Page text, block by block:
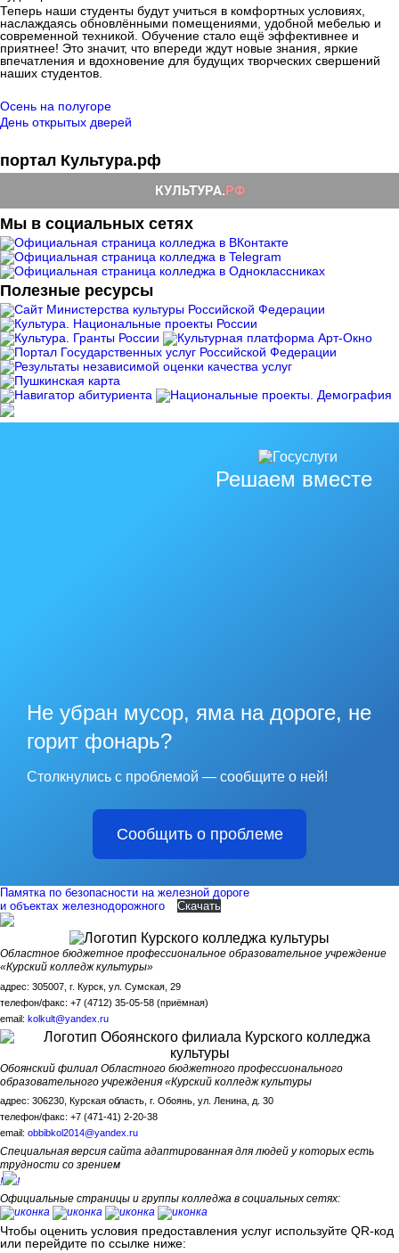
Теперь наши студенты будут учиться в комфортных условиях,
наслаждаясь обновлёнными помещениями, удобной мебелью и
современной техникой. Обучение стало ещё эффективнее и
приятнее! Это значит, что впереди ждут новые знания, яркие
впечатления и вдохновение для будущих творческих свершений
наших студентов.
Осень на полугоре
День открытых дверей
портал Культура.рф
Мы в социальных сетях
Полезные ресурсы
Решаем вместе
Не убран мусор, яма на дороге, не
горит фонарь?
Столкнулись с проблемой — сообщите о ней!
Сообщить о проблеме
Памятка по безопасности на железной дороге
и объектах железнодорожного
Скачать
Областное бюджетное профессиональное образовательное учреждение
«Курский колледж культуры»
адрес: 305007, г. Курск, ул. Сумская, 29
телефон/факс: +7 (4712) 35-05-58 (приёмная)
email: kolkult@yandex.ru
Обоянский филиал Областного бюджетного профессионального
образовательного учреждения «Курский колледж культуры
адрес: 306230, Курская область, г. Обоянь, ул. Ленина, д. 30
телефон/факс: +7 (471-41) 2-20-38
email: obbibkol2014@yandex.ru
Специальная версия сайта адаптированная для людей у которых есть
трудности со зрением
!
!
Официальные страницы и группы колледжа в социальных сетях:
Чтобы оценить условия предоставления услуг используйте QR-код
или перейдите по ссылке ниже: